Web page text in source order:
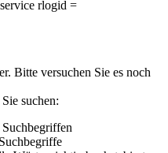
rlogid =
Bitte versuchen Sie es noch
suchen:
Suchbegriffen